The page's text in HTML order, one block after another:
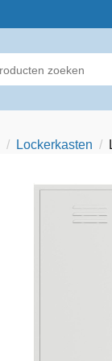
Lockerkasten